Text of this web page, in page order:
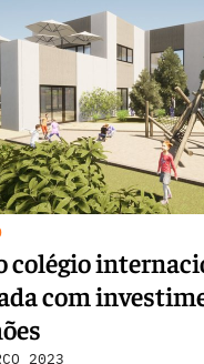
colégio
com
2023